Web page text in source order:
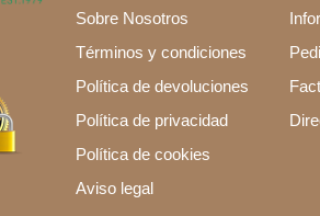
Sobre Nosotros
Términos y condiciones
Política de devoluciones
Política de privacidad
Política de cookies
Aviso legal